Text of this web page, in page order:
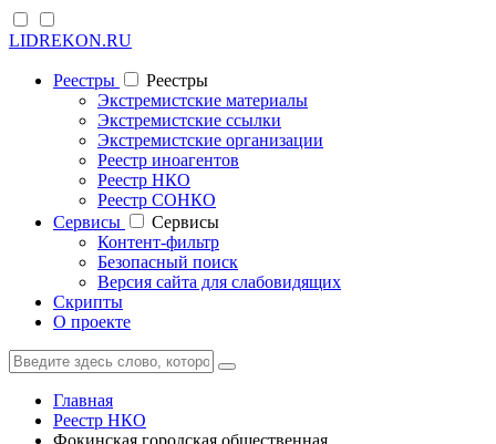
LIDREKON.RU
Реестры
Реестры
Экстремистские материалы
Экстремистские ссылки
Экстремистские организации
Реестр иноагентов
Реестр НКО
Реестр СОНКО
Cервисы
Cервисы
Контент-фильтр
Безопасный поиск
Версия сайта для слабовидящих
Скрипты
О проекте
Главная
Реестр НКО
Фокинская городская общественная